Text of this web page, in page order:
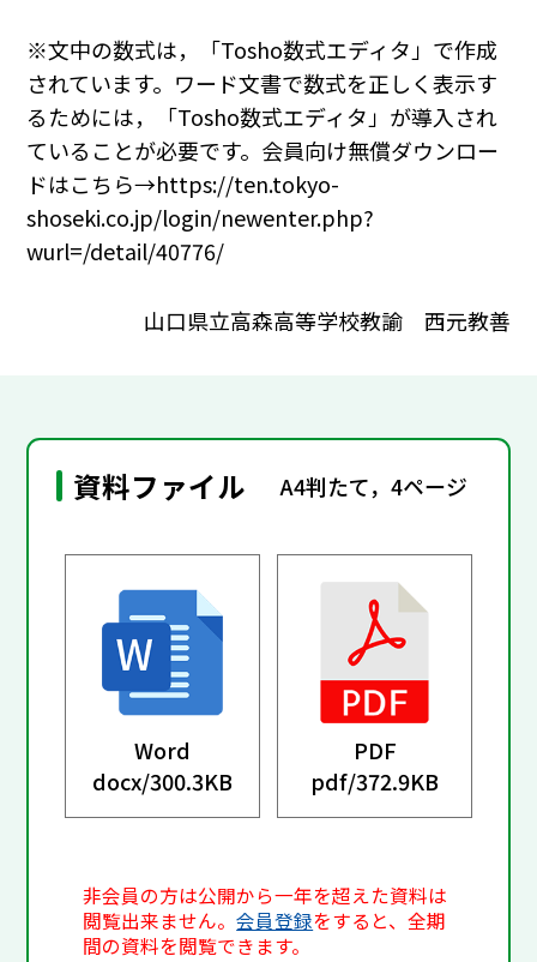
※文中の数式は，「Tosho数式エディタ」で作成
されています。ワード文書で数式を正しく表示す
るためには，「Tosho数式エディタ」が導入され
ていることが必要です。会員向け無償ダウンロー
ドはこちら→https://ten.tokyo-
shoseki.co.jp/login/newenter.php?
wurl=/detail/40776/
山口県立高森高等学校教諭 西元教善
資料ファイル A4判たて，4ページ
Word
docx/300.3KB
PDF
pdf/372.9KB
非会員の方は公開から一年を超えた資料は
閲覧出来ません。会員登録をすると、全期
間の資料を閲覧できます。